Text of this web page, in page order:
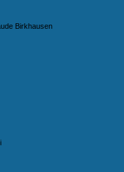
Birkhausen